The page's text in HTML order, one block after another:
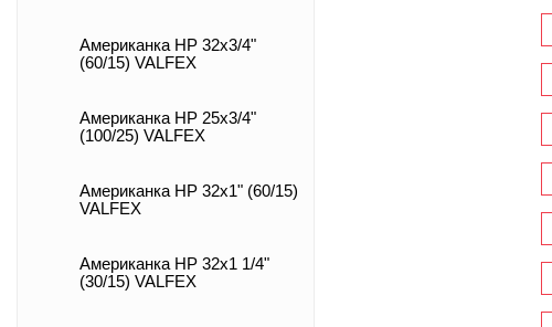
Американка НР 32х3/4"
(60/15) VALFEX
Американка НР 25х3/4"
(100/25) VALFEX
Американка НР 32х1" (60/15)
VALFEX
Американка НР 32х1 1/4"
(30/15) VALFEX